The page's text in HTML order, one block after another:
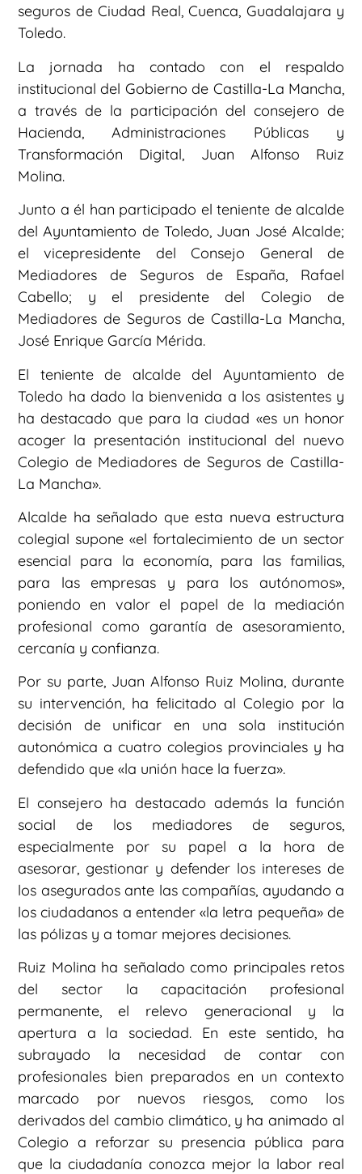
seguros de Ciudad Real, Cuenca, Guadalajara y
Toledo.
La jornada ha contado con el respaldo
institucional del Gobierno de Castilla-La Mancha,
a través de la participación del consejero de
Hacienda, Administraciones Públicas y
Transformación Digital, Juan Alfonso Ruiz
Molina.
Junto a él han participado el teniente de alcalde
del Ayuntamiento de Toledo, Juan José Alcalde;
el vicepresidente del Consejo General de
Mediadores de Seguros de España, Rafael
Cabello; y el presidente del Colegio de
Mediadores de Seguros de Castilla-La Mancha,
José Enrique García Mérida.
El teniente de alcalde del Ayuntamiento de
Toledo ha dado la bienvenida a los asistentes y
ha destacado que para la ciudad «es un honor
acoger la presentación institucional del nuevo
Colegio de Mediadores de Seguros de Castilla-
La Mancha».
Alcalde ha señalado que esta nueva estructura
colegial supone «el fortalecimiento de un sector
esencial para la economía, para las familias,
para las empresas y para los autónomos»,
poniendo en valor el papel de la mediación
profesional como garantía de asesoramiento,
cercanía y confianza.
Por su parte, Juan Alfonso Ruiz Molina, durante
su intervención, ha felicitado al Colegio por la
decisión de unificar en una sola institución
autonómica a cuatro colegios provinciales y ha
defendido que «la unión hace la fuerza».
El consejero ha destacado además la función
social de los mediadores de seguros,
especialmente por su papel a la hora de
asesorar, gestionar y defender los intereses de
los asegurados ante las compañías, ayudando a
los ciudadanos a entender «la letra pequeña» de
las pólizas y a tomar mejores decisiones.
Ruiz Molina ha señalado como principales retos
del sector la capacitación profesional
permanente, el relevo generacional y la
apertura a la sociedad. En este sentido, ha
subrayado la necesidad de contar con
profesionales bien preparados en un contexto
marcado por nuevos riesgos, como los
derivados del cambio climático, y ha animado al
Colegio a reforzar su presencia pública para
que la ciudadanía conozca mejor la labor real